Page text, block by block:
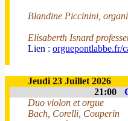
Blandine Piccinini,
Elisaberth Isnard
Lien : orguepontlabbe.fr/
Jeudi 23 Juillet 2026
21:00
Duo violon et orgue
Bach, Corelli, Couperin